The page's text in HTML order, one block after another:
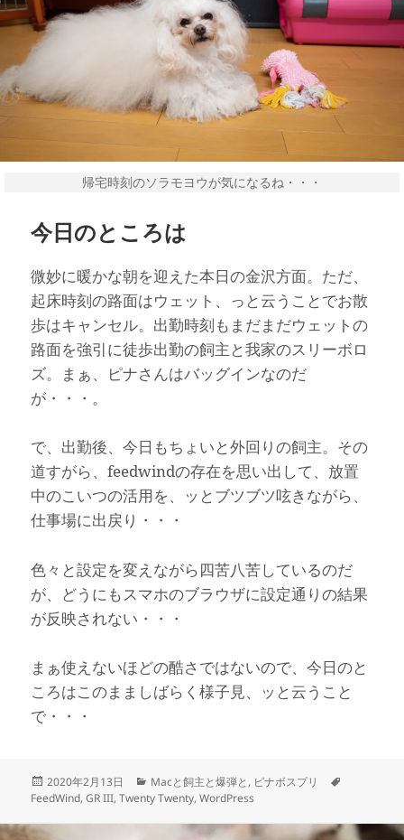
帰宅時刻のソラモヨウが気になるね・・・
今日のところは
微妙に暖かな朝を迎えた本日の金沢方面。ただ、
起床時刻の路面はウェット、っと云うことでお散
歩はキャンセル。出勤時刻もまだまだウェットの
路面を強引に徒歩出勤の飼主と我家のスリーボロ
ズ。まぁ、ピナさんはバッグインなのだ
が・・・。
で、出勤後、今日もちょいと外回りの飼主。その
道すがら、feedwindの存在を思い出して、放置
中のこいつの活用を、ッとブツブツ呟きながら、
仕事場に出戻り・・・
色々と設定を変えながら四苦八苦しているのだ
が、どうにもスマホのブラウザに設定通りの結果
が反映されない・・・
まぁ使えないほどの酷さではないので、今日のと
ころはこのまましばらく様子見、ッと云うこと
で・・・
投
稿
2020年2月13日
カ
テ
Macと飼主と爆弾と, ピナボスプリ
FeedWind,GR III,Twenty Twenty,WordPress